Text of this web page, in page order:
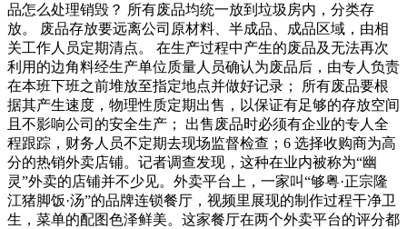
品怎么处理销毁？ 所有废品均统一放到垃圾房内，分类存
放。 废品存放要远离公司原材料、半成品、成品区域，由相
关工作人员定期清点。 在生产过程中产生的废品及无法再次
利用的边角料经生产单位质量人员确认为废品后，由专人负责
在本班下班之前堆放至指定地点并做好记录； 所有废品要根
据其产生速度，物理性质定期出售，以保证有足够的存放空间
且不影响公司的安全生产； 出售废品时必须有企业的专人全
程跟踪，财务人员不定期去现场监督检查；6 选择收购商为高
分的热销外卖店铺。记者调查发现，这种在业内被称为“幽
灵”外卖的店铺并不少见。外卖平台上，一家叫“够粤·正宗隆
江猪脚饭·汤”的品牌连锁餐厅，视频里展现的制作过程干净卫
生，菜单的配图色泽鲜美。这家餐厅在两个外卖平台的评分都